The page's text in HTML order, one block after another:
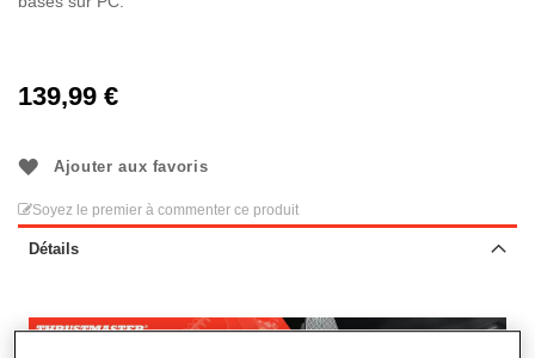
139,99 €
Ajouter aux favoris
Soyez le premier à commenter ce produit
Détails